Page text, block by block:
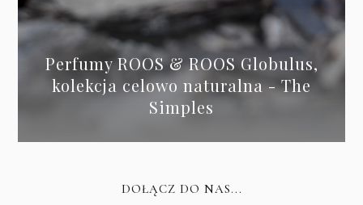
Perfumy ROOS & ROOS Globulus,
kolekcja celowo naturalna - The
Simples
DOŁĄCZ DO NAS...